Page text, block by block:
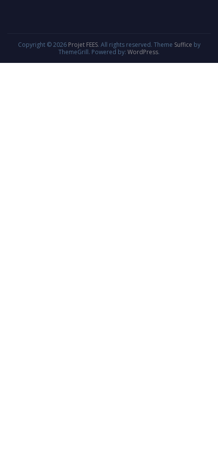
Copyright © 2026 Projet FEES. All rights reserved. Theme Suffice by
ThemeGrill. Powered by: WordPress.